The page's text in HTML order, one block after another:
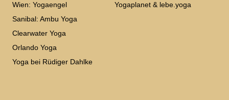
Wien: Yogaengel
Sanibal: Ambu Yoga
Clearwater Yoga
Orlando Yoga
Yoga bei Rüdiger Dahlke
Yogaplanet & lebe.yoga